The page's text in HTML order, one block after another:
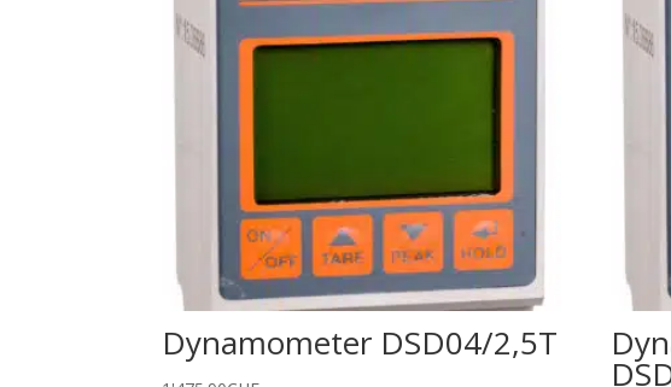
Dynamometer DSD04/2,5T